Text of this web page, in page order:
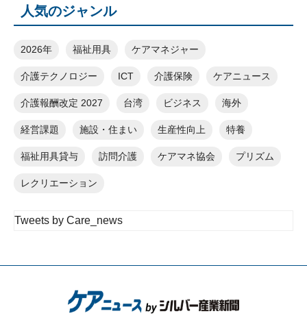
人気のジャンル
2026年 福祉用具 ケアマネジャー
介護テクノロジー ICT 介護保険 ケアニュース
介護報酬改定 2027 台湾 ビジネス 海外
経営課題 施設・住まい 生産性向上 特養
福祉用具貸与 訪問介護 ケアマネ協会 プリズム
レクリエーション
Tweets by Care_news